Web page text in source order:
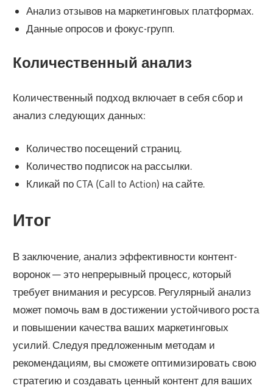
Анализ отзывов на маркетинговых платформах.
Данные опросов и фокус-групп.
Количественный анализ
Количественный подход включает в себя сбор и
анализ следующих данных:
Количество посещений страниц.
Количество подписок на рассылки.
Кликай по CTA (Call to Action) на сайте.
Итог
В заключение, анализ эффективности контент-
воронок — это непрерывный процесс, который
требует внимания и ресурсов. Регулярный анализ
может помочь вам в достижении устойчивого роста
и повышении качества ваших маркетинговых
усилий. Следуя предложенным методам и
рекомендациям, вы сможете оптимизировать свою
стратегию и создавать ценный контент для ваших